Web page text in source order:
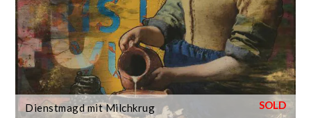
Dienstmagd mit Milchkrug